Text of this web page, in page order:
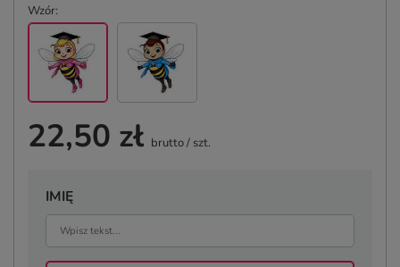
Wzór
22,50 zł brutto/ szt.
IMIĘ